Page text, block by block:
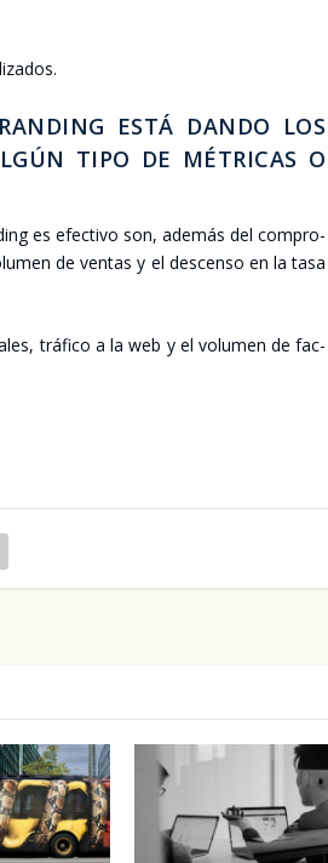
ESTÁ DAN­DO LOS
TIPO DE MÉTRI­CAS O
es efec­ti­vo son, ade­más del com­pro­
de ven­tas y el des­cen­so en la tasa
trá­fi­co a la web y el volu­men de fac­